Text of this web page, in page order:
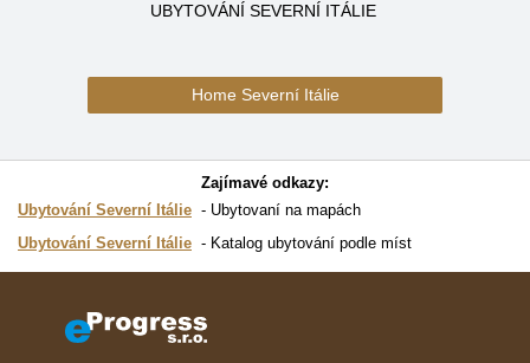
UBYTOVÁNÍ SEVERNÍ ITÁLIE
Home Severní Itálie
Zajímavé odkazy:
Ubytování Severní Itálie
Ubytovaní na mapách
Ubytování Severní Itálie
Katalog ubytování podle míst